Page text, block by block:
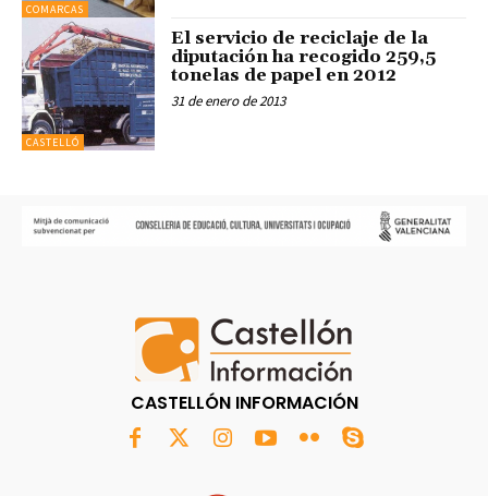
COMARCAS
CASTELLÓ
El servicio de reciclaje de la
diputación ha recogido 259,5
tonelas de papel en 2012
31 de enero de 2013
CASTELLÓN INFORMACIÓN